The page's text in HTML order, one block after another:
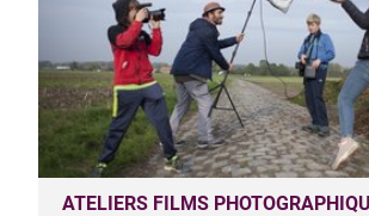
ATELIERS FILMS